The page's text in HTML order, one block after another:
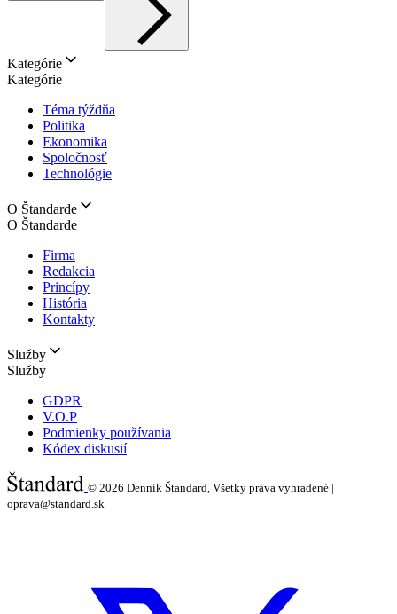
Kategórie
Kategórie
Téma týždňa
Politika
Ekonomika
Spoločnosť
Technológie
O Štandarde
O Štandarde
Firma
Redakcia
Princípy
História
Kontakty
Služby
Služby
GDPR
V.O.P
Podmienky používania
Kódex diskusií
© 2026 Denník Štandard, Všetky práva vyhradené |
oprava@standard.sk